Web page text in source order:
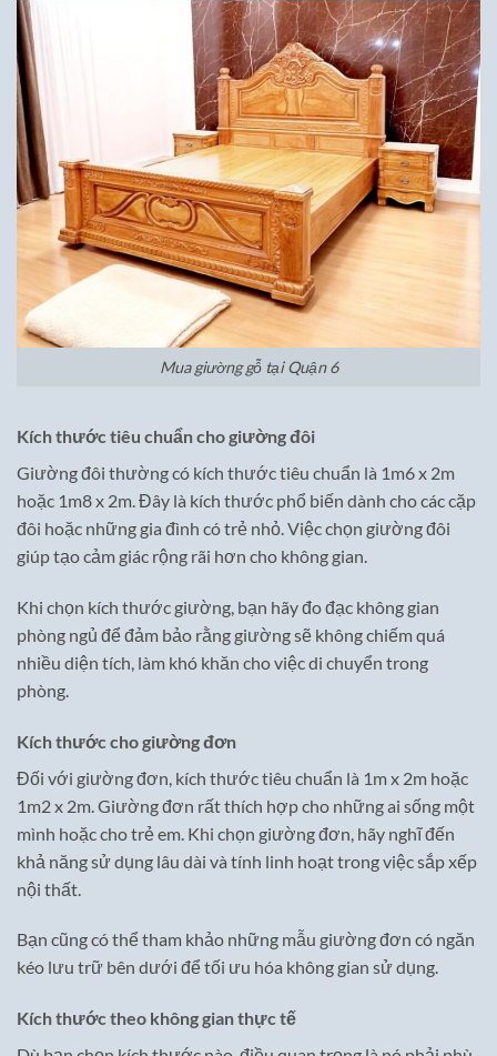
Mua giường gỗ tại Quận 6
Kích thước tiêu chuẩn cho giường đôi
Giường đôi thường có kích thước tiêu chuẩn là 1m6 x 2m
hoặc 1m8 x 2m. Đây là kích thước phổ biến dành cho các cặp
đôi hoặc những gia đình có trẻ nhỏ. Việc chọn giường đôi
giúp tạo cảm giác rộng rãi hơn cho không gian.
Khi chọn kích thước giường, bạn hãy đo đạc không gian
phòng ngủ để đảm bảo rằng giường sẽ không chiếm quá
nhiều diện tích, làm khó khăn cho việc di chuyển trong
phòng.
Kích thước cho giường đơn
Đối với giường đơn, kích thước tiêu chuẩn là 1m x 2m hoặc
1m2 x 2m. Giường đơn rất thích hợp cho những ai sống một
mình hoặc cho trẻ em. Khi chọn giường đơn, hãy nghĩ đến
khả năng sử dụng lâu dài và tính linh hoạt trong việc sắp xếp
nội thất.
Bạn cũng có thể tham khảo những mẫu giường đơn có ngăn
kéo lưu trữ bên dưới để tối ưu hóa không gian sử dụng.
Kích thước theo không gian thực tế